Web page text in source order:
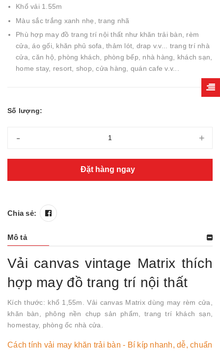
Khổ vải 1.55m
Màu sắc trắng xanh nhẹ, trang nhã
Phù hợp may đồ trang trí nội thất như khăn trải bàn, rèm
cửa, áo gối, khăn phủ sofa, thảm lót, drap v.v... trang trí nhà
cửa, căn hộ, phòng khách, phòng bếp, nhà hàng, khách sạn,
home stay, resort, shop, cửa hàng, quán cafe v.v...
Số lượng:
- +
Đặt hàng ngay
Chia sẻ:
Mô tả
Vải canvas vintage Matrix thích
hợp may đồ trang trí nội thất
Kích thước: khổ 1,55m. Vải canvas Matrix dùng may rèm cửa,
khăn bàn, phông nền chụp sản phẩm, trang trí khách sạn,
homestay, phòng ốc nhà cửa.
Cách tính vải may khăn trải bàn - Bí kíp nhanh, dễ, chuẩn